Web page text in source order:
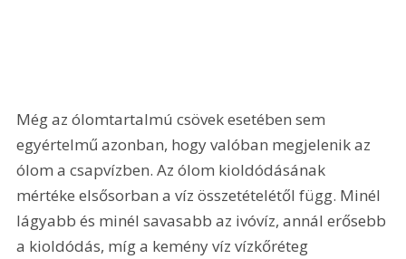
Még az ólomtartalmú csövek esetében sem
egyértelmű azonban, hogy valóban megjelenik az
ólom a csapvízben. Az ólom kioldódásának
mértéke elsősorban a víz összetételétől függ. Minél
lágyabb és minél savasabb az ivóvíz, annál erősebb
a kioldódás, míg a kemény víz vízkőréteg